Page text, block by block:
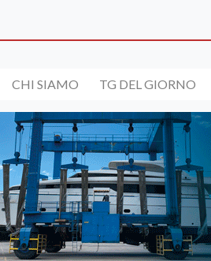
CHI SIAMO TG DEL GIORNO